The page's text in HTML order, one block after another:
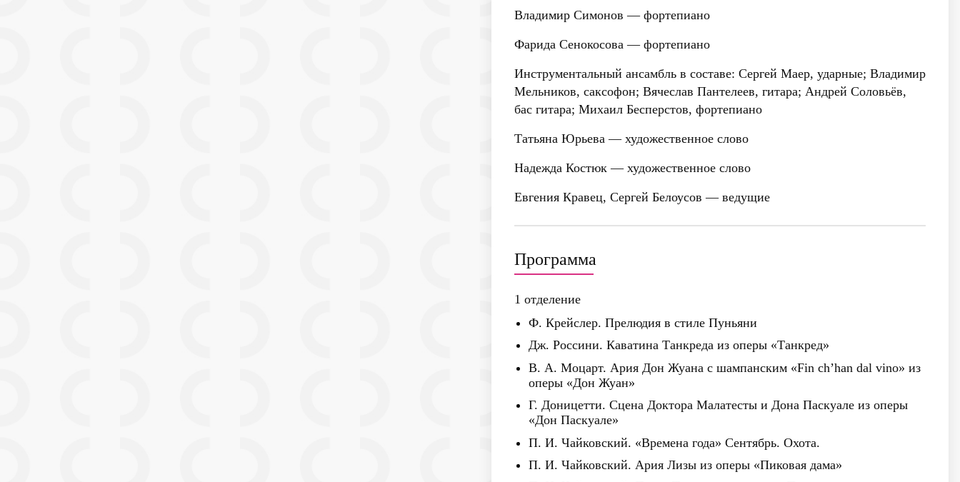
Владимир Симонов — фортепиано
Фарида Сенокосова — фортепиано
Инструментальный ансамбль в составе: Сергей Маер, ударные; Владимир
Мельников, саксофон; Вячеслав Пантелеев, гитара; Андрей Соловьёв,
бас гитара; Михаил Бесперстов, фортепиано
Татьяна Юрьева — художественное слово
Надежда Костюк — художественное слово
Евгения Кравец, Сергей Белоусов — ведущие
Программа
1 отделение
Ф. Крейслер. Прелюдия в стиле Пуньяни
Дж. Россини. Каватина Танкреда из оперы «Танкред»
В. А. Моцарт. Ария Дон Жуана с шампанским «Fin ch’han dal vino» из
оперы «Дон Жуан»
Г. Доницетти. Сцена Доктора Малатесты и Дона Паскуале из оперы
«Дон Паскуале»
П. И. Чайковский. «Времена года» Сентябрь. Охота.
П. И. Чайковский. Ария Лизы из оперы «Пиковая дама»